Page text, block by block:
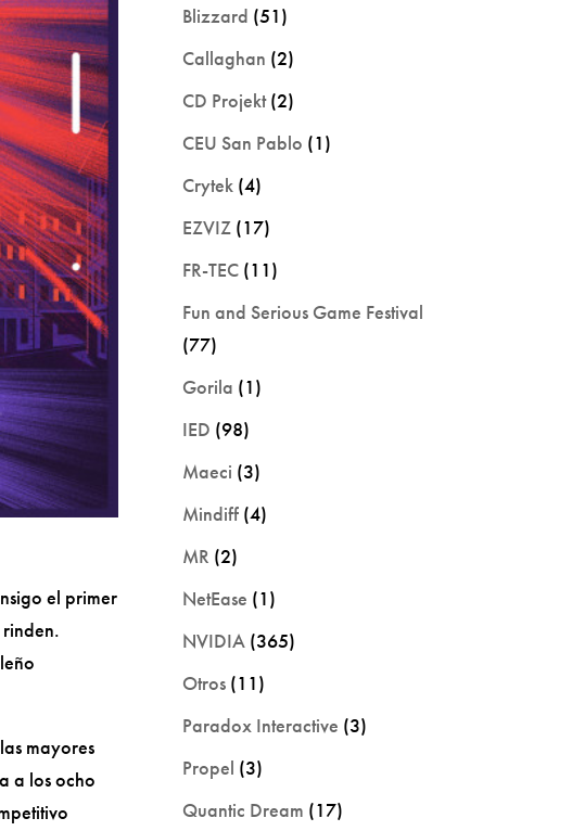
el primer
mayores
a los ocho
Blizzard (51)
Callaghan (2)
CD Projekt(2)
CEU San Pablo (1)
Crytek (4)
EZVIZ (17)
FR-TEC (11)
Fun and Serious Game Festival
(77)
Gorila (1)
IED (98)
Maeci (3)
Mindiff (4)
MR (2)
NetEase (1)
NVIDIA (365)
Otros (11)
Paradox Interactive (3)
Propel (3)
Quantic Dream (17)